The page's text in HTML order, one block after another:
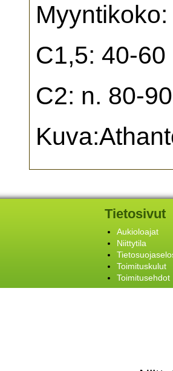
Myyntikoko:
C1,5: 40-
C2: n. 80-
Tietosivut
Aukioloajat
Niittytila
Toimituskulut
Toimitusehdot